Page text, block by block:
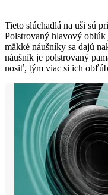
Tieto slúchadlá na uši sú
Polstrovaný hlavový
mäkké náušníky sa dajú
náušník je polstrovaný
nosiť, tým viac si ich